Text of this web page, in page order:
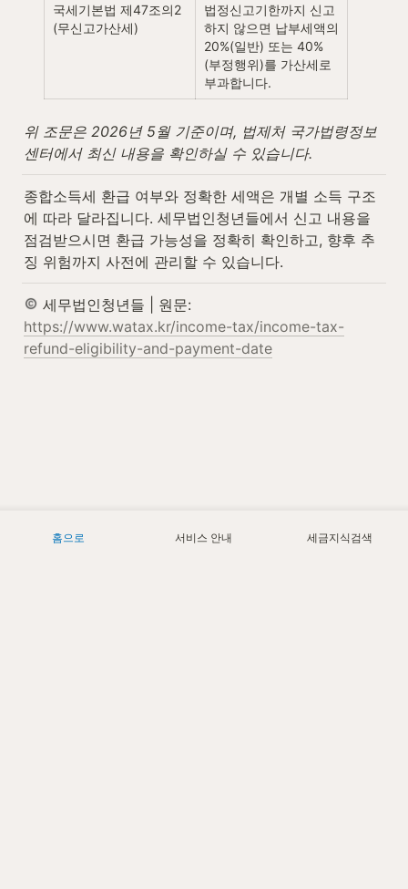
국세기본법 제47조의2
(무신고가산세)
법정신고기한까지 신고
하지 않으면 납부세액의
20%(일반) 또는 40%
(부정행위)를 가산세로
부과합니다.
위 조문은 2026년 5월 기준이며, 법제처 국가법령정보
센터에서 최신 내용을 확인하실 수 있습니다.
종합소득세 환급 여부와 정확한 세액은 개별 소득 구조
에 따라 달라집니다. 세무법인청년들에서 신고 내용을
점검받으시면 환급 가능성을 정확히 확인하고, 향후 추
징 위험까지 사전에 관리할 수 있습니다.
https://www.watax.kr/income-tax/income-tax-
refund-eligibility-and-payment-date
홈으로 서비스 안내 세금지식검색